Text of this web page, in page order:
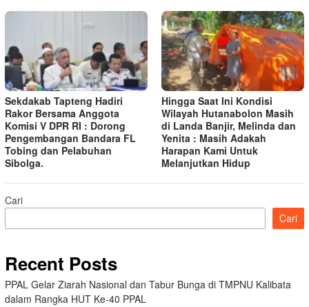
Sekdakab Tapteng Hadiri
Rakor Bersama Anggota
Komisi V DPR RI : Dorong
Pengembangan Bandara FL
Tobing dan Pelabuhan
Sibolga.
Hingga Saat Ini Kondisi
Wilayah Hutanabolon Masih
di Landa Banjir, Melinda dan
Yenita : Masih Adakah
Harapan Kami Untuk
Melanjutkan Hidup
Cari
Cari
Recent Posts
PPAL Gelar Ziarah Nasional dan Tabur Bunga di TMPNU Kalibata
dalam Rangka HUT Ke-40 PPAL